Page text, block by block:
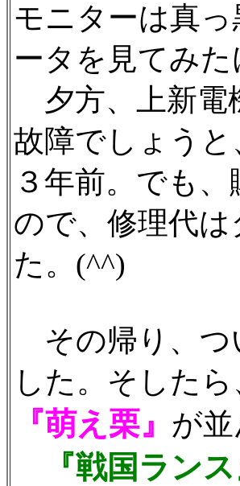
モニターは真
ータを見てみ
夕方、上新電
故障でしょう
３年前。でも
ので、修理代
た。(^^)
その帰り、つ
した。そしたら
『萌え栗』 が
『戦国ランス